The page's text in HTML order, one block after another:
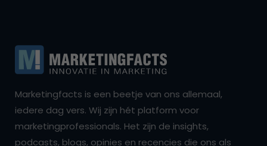
Marketingfacts is een beetje van ons allemaal,
iedere dag vers. Wij zijn hét platform voor
marketingprofessionals. Het zijn de insights,
podcasts, blogs, opinies en recencies die ons als